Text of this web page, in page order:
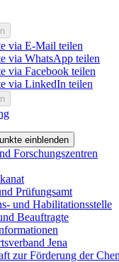
via E-Mail teilen
via WhatsApp teilen
via Facebook teilen
via LinkedIn teilen
einblenden
Forschungszentren
Prüfungsamt
und Habilitationsstelle
Beauftragte
Jena
zur Förderung der